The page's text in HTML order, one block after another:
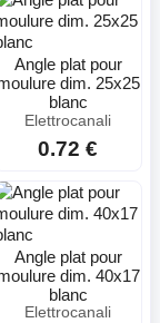
Angle plat pour
dim. 25x25
blanc
Elettrocanali
0.72 €
Angle plat pour
dim. 40x17
blanc
Elettrocanali